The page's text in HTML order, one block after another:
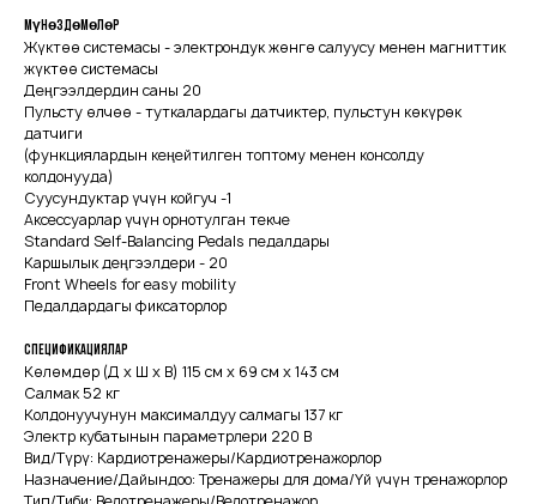
Мүнөздөмөлөр
Жүктөө системасы - электрондук жөнгө салуусу менен магниттик
жүктөө системасы
Деңгээлдердин саны 20
Пульсту өлчөө - туткалардагы датчиктер, пульстун көкүрөк
датчиги
(функциялардын кеңейтилген топтому менен консолду
колдонууда)
Суусундуктар үчүн койгуч -1
Аксессуарлар үчүн орнотулган текче
Standard Self-Balancing Pedals педалдары
Каршылык деңгээлдери - 20
Front Wheels for easy mobility
Педалдардагы фиксаторлор
Спецификациялар
Көлөмдөр (Д x Ш x В) 115 см x 69 см x 143 см
Салмак 52 кг
Колдонуучунун максималдуу салмагы 137 кг
Электр кубатынын параметрлери 220 В
Вид/Түрү: Кардиотренажеры/Кардиотренажорлор
Назначение/Дайындоо: Тренажеры для дома/Үй үчүн тренажорлор